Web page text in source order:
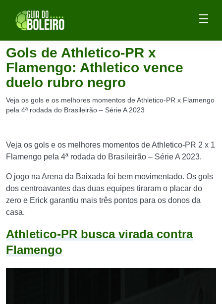
Gols de Athletico-PR x
Flamengo: Athletico vence
duelo rubro negro
Veja os gols e os melhores momentos de Athletico-PR x Flamengo
pela 4ª rodada do Brasileirão – Série A 2023
Veja os gols e os melhores momentos de Athletico-PR 2 x 1
Flamengo pela 4ª rodada do Brasileirão – Série A 2023.
O jogo na Arena da Baixada foi bem movimentado. Os gols
dos centroavantes das duas equipes tiraram o placar do
zero e Erick garantiu mais três pontos para os donos da
casa.
Athletico-PR busca virada contra
Flamengo